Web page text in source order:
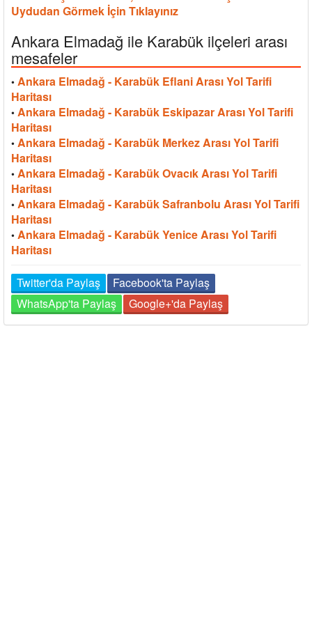
Uydudan Görmek İçin Tıklayınız
Ankara Elmadağ ile Karabük ilçeleri arası
mesafeler
• Ankara Elmadağ - Karabük Eflani Arası Yol Tarifi
Haritası
• Ankara Elmadağ - Karabük Eskipazar Arası Yol Tarifi
Haritası
• Ankara Elmadağ - Karabük Merkez Arası Yol Tarifi
Haritası
• Ankara Elmadağ - Karabük Ovacık Arası Yol Tarifi
Haritası
• Ankara Elmadağ - Karabük Safranbolu Arası Yol Tarifi
Haritası
• Ankara Elmadağ - Karabük Yenice Arası Yol Tarifi
Haritası
Twitter'da Paylaş
Facebook'ta Paylaş
WhatsApp'ta Paylaş
Google+'da Paylaş